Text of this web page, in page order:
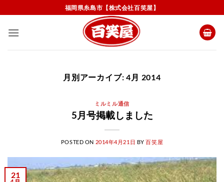
to
content
福岡県糸島市【株式会社百笑屋】
月別アーカイブ:4月 2014
ミルミル通信
5月号掲載しました
POSTED ON 2014年4月21日 BY百笑屋
21